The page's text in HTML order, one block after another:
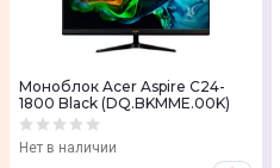
Моноблок Acer Aspire C24-
1800 Black (DQ.BKMME.00K)
Нет в наличии